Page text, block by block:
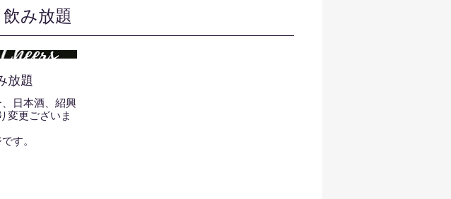
み放題
放題
日本酒、紹興
変更ございま
す。